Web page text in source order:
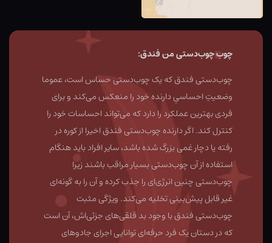
چوب چوب‌دستی من فندق:
چوب‌دستی فندق که یک چوب‌دستی حساس است، عموما
وضعیتِ احساسیِ دارنده خود را منعکس می‌کند و برای
فردی بهترین عملکرد را دارد که می‌تواند احساسات خود را
کنترل کند. اگر دارنده چوب‌دستی فندق اخیرا از کوره در
رفته یا دچار غمی بزرگ شده باشد، سایر افراد باید هنگام
استفاده از آن چوب‌دستی بسیار مراقب باشند زیرا
چوب‌دستی چنین انرژی‌ای را جذب کرده و آن را به گونه‌ای
غیر قابل پیش‌بینی تخلیه می‌کند. ویژگی مثبت
چوب‌دستی فندق با وجود بد قلقی‌های جزئی‌اش، آن است
که در دستان یک فرد حرفه‌ای توانایی اجرای جادوهای